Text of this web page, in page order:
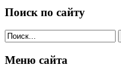
Поиск по сайту
Меню сайта